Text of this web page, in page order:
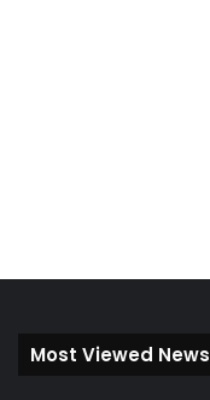
Most Viewed News